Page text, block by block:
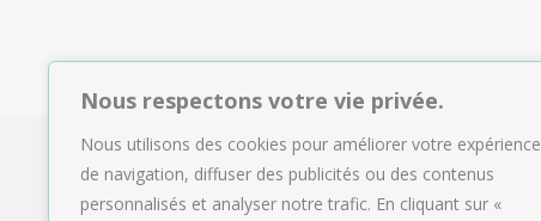
Nous respectons votre vie privée.
Nous utilisons des cookies pour améliorer votre expérience
de navigation, diffuser des publicités ou des contenus
personnalisés et analyser notre trafic. En cliquant sur «